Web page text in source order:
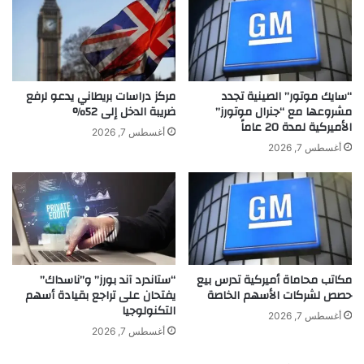
ز
ئ
ة
ي
ب
ر
ي
ط
ن
ا
.
م
ا
ا
ل
م
ن
ت
ا
ي
د
ط
ب
ع
ة
ا
ل
م
و
ا
ل
“سايك موتور” الصينية تجدد
مشروعها مع “جنرال موتورز”
الأميركية لمدة 20 عاماً
أغسطس 7, 2026
مركز دراسات بريطاني يدعو لرفع
ضريبة الدخل إلى 52%
أغسطس 7, 2026
مكاتب محاماة أميركية تدرس بيع
حصص لشركات الأسهم الخاصة
أغسطس 7, 2026
“ستاندرد آند بورز” و”ناسداك”
يفتحان على تراجع بقيادة أسهم
التكنولوجيا
أغسطس 7, 2026